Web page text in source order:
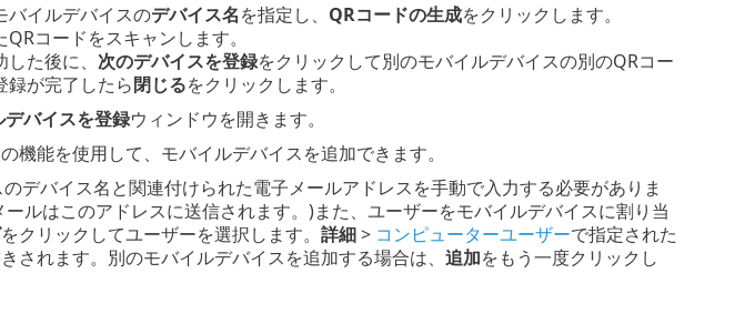
バイルデバイスのデバイス名を指定し、 QRコードの生成をクリックします。
コードをスキャンします。
た後に、 次のデバイスを登録をクリックして別のモバイルデバイスの別のQRコー
録が完了したら閉じるをクリックします。
バイスを登録ウィンドウを開きます。
機能を使用して、モバイルデバイスを追加できます。
デバイス名と関連付けられた電子メールアドレスを手動で入力する必要がありま
ルはこのアドレスに送信されます。)また、ユーザーをモバイルデバイスに割り当
をクリックしてユーザーを選択します。 詳細> コンピューターユーザーで指定された
されます。別のモバイルデバイスを追加する場合は、 追加をもう一度クリックし